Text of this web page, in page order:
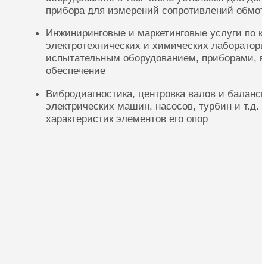
прибора для измерений сопротивлений
Инжиниринговые и маркетинговые услуги
электротехнических и химических
испытательным оборудованием, приборами,
обеспечение
Вибродиагностика, центровка валов и
электрических машин, насосов, турбин и
характеристик элементов его опор